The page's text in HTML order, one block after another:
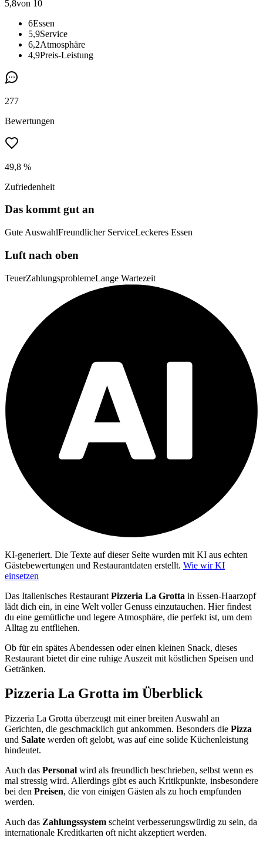
5,8von 10
6Essen
5,9Service
6,2Atmosphäre
4,9Preis-Leistung
277
Bewertungen
49,8 %
Zufriedenheit
Das kommt gut an
Gute AuswahlFreundlicher ServiceLeckeres Essen
Luft nach oben
TeuerZahlungsproblemeLange Wartezeit
KI-generiert. Die Texte auf dieser Seite wurden mit KI aus echten
Gästebewertungen und Restaurantdaten erstellt. Wie wir KI
einsetzen
Das Italienisches Restaurant Pizzeria La Grotta in Essen-Haarzopf
lädt dich ein, in eine Welt voller Genuss einzutauchen. Hier findest
du eine gemütliche und legere Atmosphäre, die perfekt ist, um dem
Alltag zu entfliehen.
Ob für ein spätes Abendessen oder einen kleinen Snack, dieses
Restaurant bietet dir eine ruhige Auszeit mit köstlichen Speisen und
Getränken.
Pizzeria La Grotta im Überblick
Pizzeria La Grotta überzeugt mit einer breiten Auswahl an
Gerichten, die geschmacklich gut ankommen. Besonders die Pizza
und Salate werden oft gelobt, was auf eine solide Küchenleistung
hindeutet.
Auch das Personal wird als freundlich beschrieben, selbst wenn es
mal stressig wird. Allerdings gibt es auch Kritikpunkte, insbesondere
bei den Preisen, die von einigen Gästen als zu hoch empfunden
werden.
Auch das Zahlungssystem scheint verbesserungswürdig zu sein, da
internationale Kreditkarten oft nicht akzeptiert werden.